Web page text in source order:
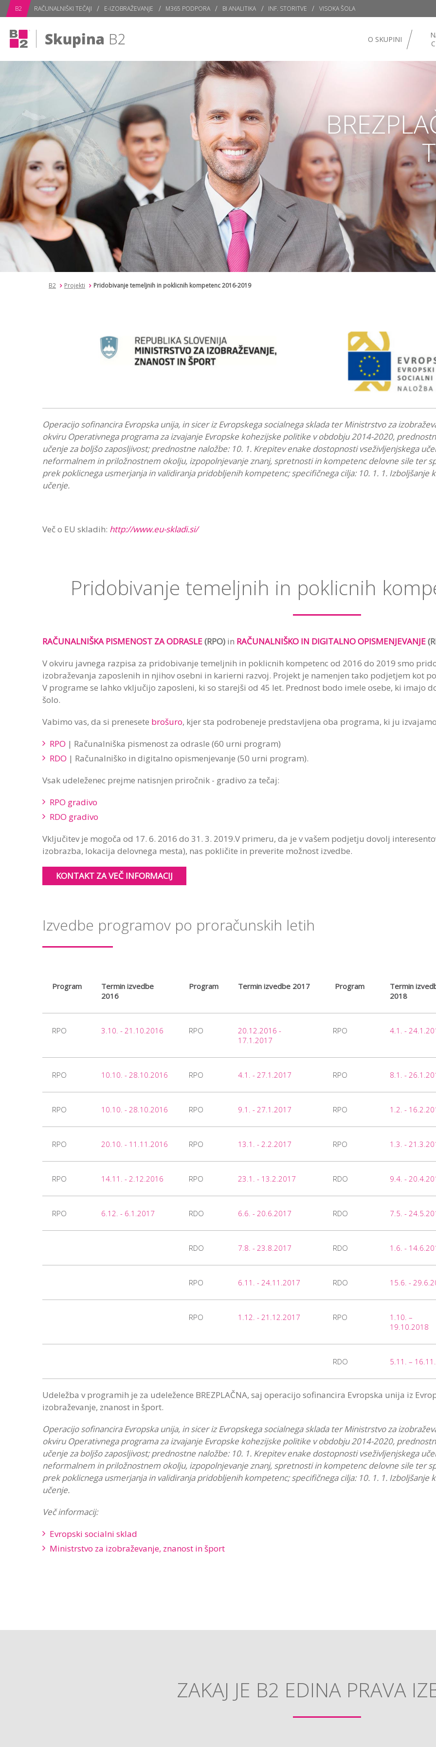
B2 RAČUNALNIŠKI TEČAJI E-IZOBRAŽEVANJE M365 PODPORA BI ANALITIKA INF. STORITVE VISOKA ŠOLA
O SKUPINI
subPage
B2 Projekti Pridobivanje temeljnih in poklicnih kompetenc 2016-2019
Operacijo sofinancira Evropska unija, in sicer iz Evropskega socialnega sklada ter Ministrstvo za
okviru Operativnega programa za izvajanje Evropske kohezijske politike v obdobju 2014-2020,
učenje za boljšo zaposljivost; prednostne naložbe: 10. 1. Krepitev enake dostopnosti vseživljenjskega
neformalnem in priložnostnem okolju, izpopolnjevanje znanj, spretnosti in kompetenc delovne sile ter
prek poklicnega usmerjanja in validiranja pridobljenih kompetenc; specifičnega cilja: 10. 1. 1. Izboljšanje
učenje.
Več o EU skladih: http://www.eu-skladi.si/
Pridobivanje temeljnih in poklicnih
RAČUNALNIŠKA PISMENOST ZA ODRASLE(RPO) in RAČUNALNIŠKO IN DIGITALNO OPISMENJEVANJE
V okviru javnega razpisa za pridobivanje temeljnih in poklicnih kompetenc od 2016 do 2019 smo
izobraževanja zaposlenih in njihov osebni in karierni razvoj. Projekt je namenjen tako podjetjem kot
V programe se lahko vključijo zaposleni, ki so starejši od 45 let. Prednost bodo imele osebe, ki imajo
šolo.
Vabimo vas, da si prenesete brošuro, kjer sta podrobeneje predstavljena oba programa, ki ju
RPO | Računalniška pismenost za odrasle (60 urni program)
RDO | Računalniško in digitalno opismenjevanje (50 urni program).
Vsak udeleženec prejme natisnjen priročnik - gradivo za tečaj:
RPO gradivo
RDO gradivo
Vključitev je mogoča od 17. 6. 2016 do 31. 3. 2019.V primeru, da je v vašem podjetju dovolj
izobrazba, lokacija delovnega mesta), nas pokličite in preverite možnost izvedbe.
KONTAKT ZA VEČ INFORMACIJ
Izvedbe programov po proračunskih letih
Program
Termin izvedbe
2016
Program Termin izvedbe 2017 Program
Termin
2018
RPO 3.10. - 21.10.2016 RPO
20.12.2016 -
17.1.2017
RPO 4.1. -
RPO 10.10. - 28.10.2016 RPO 4.1. - 27.1.2017 RPO 8.1. -
RPO 10.10. - 28.10.2016 RPO 9.1. - 27.1.2017 RPO 1.2. -
RPO 20.10. - 11.11.2016 RPO 13.1. - 2.2.2017 RPO 1.3. -
RPO 14.11. - 2.12.2016 RPO 23.1. - 13.2.2017 RDO 9.4. -
RPO 6.12. - 6.1.2017 RDO 6.6. - 20.6.2017 RDO 7.5. -
RDO 7.8. - 23.8.2017 RDO 1.6. -
RPO 6.11. - 24.11.2017 RDO 15.6. -
RPO 1.12. - 21.12.2017 RPO
1.10. –
19.10.2018
RDO 5.11. –
Udeležba v programih je za udeležence BREZPLAČNA, saj operacijo sofinancira Evropska unija iz
izobraževanje, znanost in šport.
Operacijo sofinancira Evropska unija, in sicer iz Evropskega socialnega sklada ter Ministrstvo za
okviru Operativnega programa za izvajanje Evropske kohezijske politike v obdobju 2014-2020,
učenje za boljšo zaposljivost; prednostne naložbe: 10. 1. Krepitev enake dostopnosti vseživljenjskega
neformalnem in priložnostnem okolju, izpopolnjevanje znanj, spretnosti in kompetenc delovne sile ter
prek poklicnega usmerjanja in validiranja pridobljenih kompetenc; specifičnega cilja: 10. 1. 1. Izboljšanje
učenje.
Več informacij:
Evropski socialni sklad
Ministrstvo za izobraževanje, znanost in šport
ZAKAJ JE B2 EDINA PRAVA